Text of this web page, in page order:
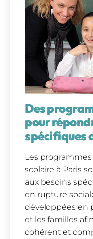
Des
pour
spécifiques
Les
scolaire à Paris
aux besoins
en rupture
développées en
et les familles
cohérent et